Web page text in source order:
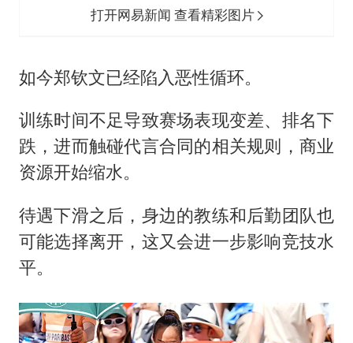
打开网易新闻 查看精彩图片
如今郑钦文已经陷入恶性循环。
训练时间不足导致赛场表现变差、排名下
跌，进而触碰代言合同的相关规则，商业
资源开始缩水。
待遇下滑之后，身边的教练和后勤团队也
可能选择离开，这又会进一步影响竞技水
平。